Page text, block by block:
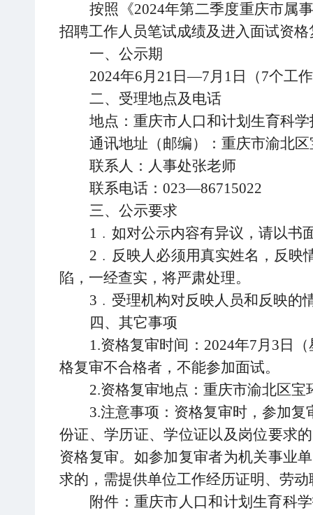
按照《2024年第二季度重庆市属
招聘工作人员笔试成绩及进入面试资
一、公示期
2024年6月21日—7月1 日（7个工
二、受理地点及电话
地点：重庆市人口和计划生育科
通讯地址（邮编）：重庆市渝北区
联系人：人事处张老师
联系电话：023—86715022
三、公示要求
1﹒如对公示内容有异议，请以书
2﹒反映人必须用真实姓名，反映
陷，一经查实，将严肃处理。
3﹒受理机构对反映人员和反映的
四、其它事项
1.资格复审时间：2024年7月3日
格复审不合格者，不能参加面试。
2.资格复审地点：重庆市渝北区
3.注意事项：资格复审时，参加
份证、学历证、学位证以及岗位要求
资格复审。如参加复审者为机关事业
求的，需提供单位工作经历证明、劳
附件：重庆市人口和计划生育科